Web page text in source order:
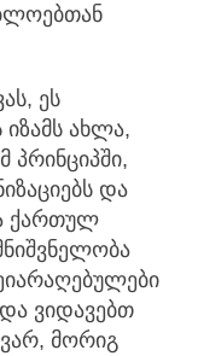
ეს
ახლა,
პრინციპში,
და
ქართულ
ვიდავებთ
მორიგ